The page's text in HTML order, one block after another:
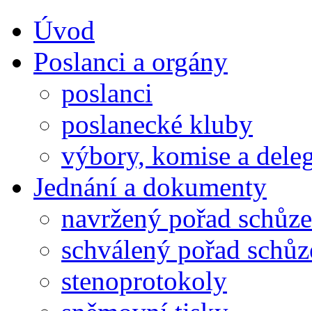
Úvod
Poslanci a orgány
poslanci
poslanecké kluby
výbory, komise a
Jednání a dokumenty
navržený pořad schůze
schválený pořad
stenoprotokoly